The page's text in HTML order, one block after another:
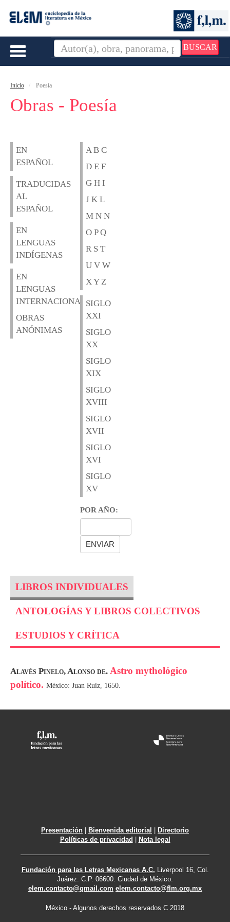
BUSCAR
Toggle
Inicio Poesía
Obras - Poesía
EN
ESPAÑOL
TRADUCIDAS
AL
ESPAÑOL
EN
LENGUAS
INDÍGENAS
EN
LENGUAS
INTERNACIONALES
OBRAS
ANÓNIMAS
A B C
D E F
G H I
J K L
M N N
O P Q
R S T
U V W
X Y Z
SIGLO
XXI
SIGLO
XX
SIGLO
XIX
SIGLO
XVIII
SIGLO
XVII
SIGLO
XVI
SIGLO
XV
POR AÑO:
LIBROS INDIVIDUALES
ANTOLOGÍAS Y LIBROS COLECTIVOS
ESTUDIOS Y CRÍTICA
Alavés Pinelo, Alonso de. Astro mythológico
político. México: Juan Ruiz, 1650.
Presentación | Bienvenida editorial | Directorio
Políticas de privacidad | Nota legal
Fundación para las Letras Mexicanas A.C. Liverpool 16, Col.
Juárez. C.P. 06600. Ciudad de México.
elem.contacto@gmail.com elem.contacto@flm.org.mx
México - Algunos derechos reservados C 2018